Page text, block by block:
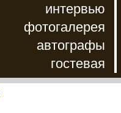
интервью
фотогалерея
автографы
гостевая